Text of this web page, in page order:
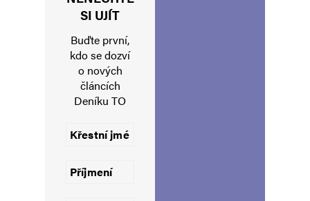
Uložit do prohlížeče jméno, e-mail a webovou stránku pro budoucí
Informujte mě o nových komentářích e-mailem.
SI UJÍT
Buďte první,
kdo se dozví
o nových
článcích
Deníku TO